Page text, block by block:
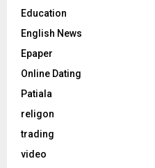
Education
English News
Epaper
Online Dating
Patiala
religon
trading
video